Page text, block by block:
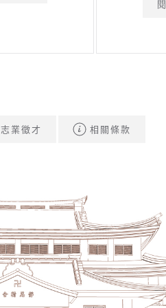
志業徵才 相關條款